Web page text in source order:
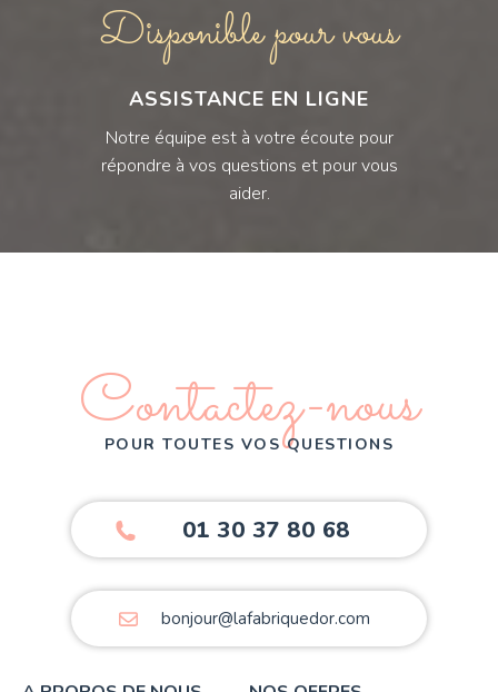
Disponible pour vous
ASSISTANCE EN LIGNE
Notre équipe est à votre écoute pour
répondre à vos questions et pour vous
aider.
Contactez-nous
POUR TOUTES VOS QUESTIONS
01 30 37 80 68
bonjour@lafabriquedor.com